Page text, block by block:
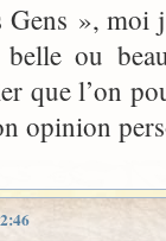
», moi
ou
que l’on
opinion